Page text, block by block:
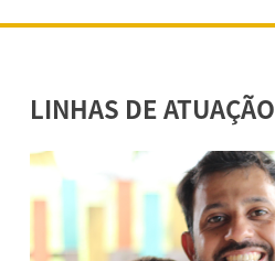
LINHAS DE ATUAÇÃO